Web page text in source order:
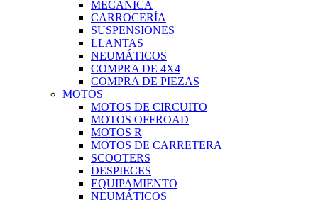
MECÁNICA
CARROCERÍA
SUSPENSIONES
LLANTAS
NEUMÁTICOS
COMPRA DE 4X4
COMPRA DE PIEZAS
MOTOS
MOTOS DE CIRCUITO
MOTOS OFFROAD
MOTOS R
MOTOS DE CARRETERA
SCOOTERS
DESPIECES
EQUIPAMIENTO
NEUMÁTICOS